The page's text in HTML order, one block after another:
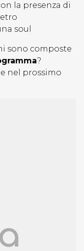
la presenza di
soul
sono composte
?
nel prossimo